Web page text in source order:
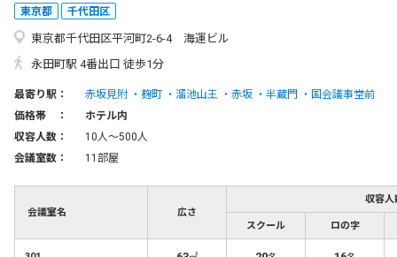
東京都 千代田区
東京都千代田区平河町2-6-4 海運ビル
永田町駅 4番出口 徒歩1分
最寄り駅： 赤坂見附 麹町 溜池山王 赤坂 半蔵門
国会議事堂前
価格帯 ：
ホテル内
収容人数：
10人〜500人
会議室数：
11部屋
会議室名 広さ
収容人
スクール ロの字